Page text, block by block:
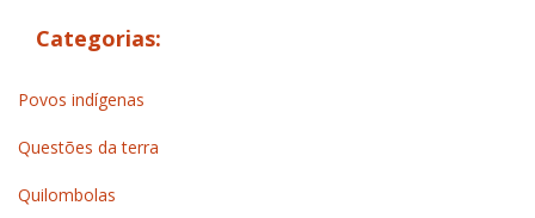
Categorias:
Povos indígenas
Questões da terra
Quilombolas